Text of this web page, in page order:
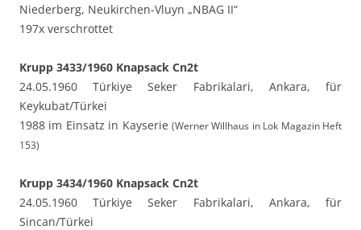
Niederberg, Neukirchen-Vluyn „NBAG II“
197x verschrottet
Krupp 3433/1960 Knapsack Cn2t
24.05.1960 Türkiye Seker Fabrikalari, Ankara, für
Keykubat/Türkei
1988 im Einsatz in Kayserie (Werner Willhaus in Lok Magazin Heft
153)
Krupp 3434/1960 Knapsack Cn2t
24.05.1960 Türkiye Seker Fabrikalari, Ankara, für
Sincan/Türkei